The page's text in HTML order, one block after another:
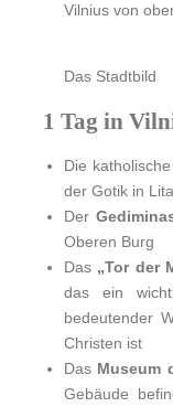
Vilnius von
Das Stadtbild
1 Tag in
Die katholische
der Gotik in
Der
Oberen Burg
Das „Tor der
das ein
bedeutender
Christen ist
Das Museum
Gebäude